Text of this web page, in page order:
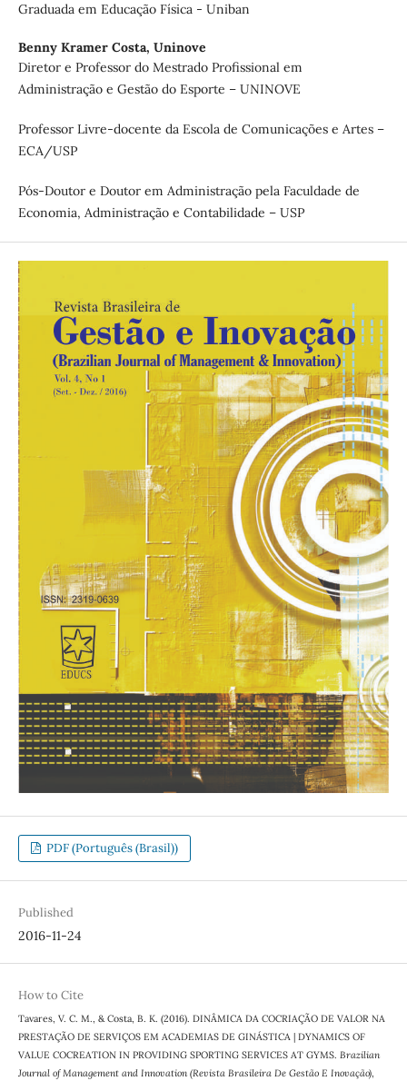
Graduada em Educação Física - Uniban
Benny Kramer Costa, Uninove
Diretor e Professor do Mestrado Profissional em
Administração e Gestão do Esporte – UNINOVE
Professor Livre-docente da Escola de Comunicações e Artes –
ECA/USP
Pós-Doutor e Doutor em Administração pela Faculdade de
Economia, Administração e Contabilidade – USP
PDF (Português (Brasil))
Published
2016-11-24
How to Cite
Tavares, V. C. M., & Costa, B. K. (2016). DINÂMICA DA COCRIAÇÃO DE VALOR NA
PRESTAÇÃO DE SERVIÇOS EM ACADEMIAS DE GINÁSTICA | DYNAMICS OF
VALUE COCREATION IN PROVIDING SPORTING SERVICES AT GYMS. Brazilian
Journal of Management and Innovation (Revista Brasileira De Gestão E Inovação),